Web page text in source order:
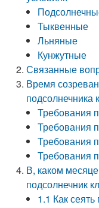
Тыквенные
Льняные
Кунжутные
Связанные
Время
Требования
Требования
Требования
Требования
В, каком
подсолнечник
1.1 Как